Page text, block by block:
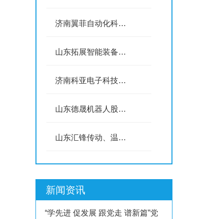
济南翼菲自动化科技有限公司
山东拓展智能装备制造有限公司
济南科亚电子科技有限公司
山东德晟机器人股份有限公司
山东汇锋传动、温岭精锻股份有限公司
新闻资讯
“学先进 促发展 跟党走 谱新篇”党